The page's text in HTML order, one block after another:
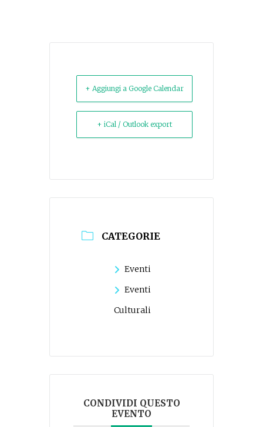
+ Aggiungi a Google Calendar
+ iCal / Outlook export
CATEGORIE
Eventi
Eventi
Culturali
CONDIVIDI QUESTO
EVENTO